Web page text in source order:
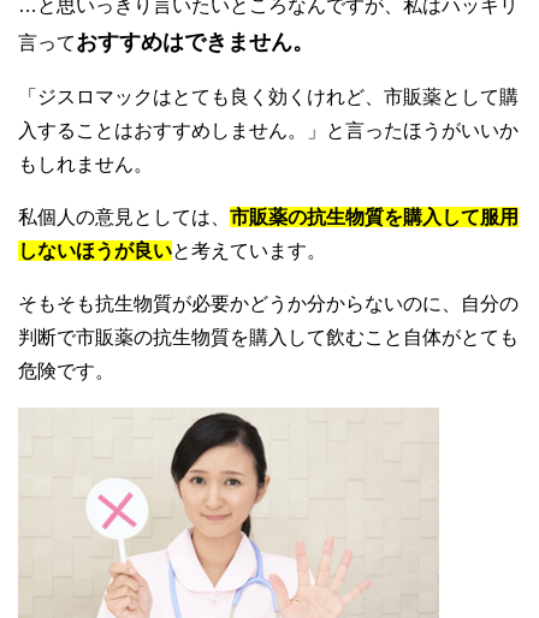
…と思いっきり言いたいところなんですが、私はハッキリ
言っておすすめはできません。
「ジスロマックはとても良く効くけれど、市販薬として購
入することはおすすめしません。」と言ったほうがいいか
もしれません。
私個人の意見としては、 市販薬の抗生物質を購入して服用
しないほうが良いと考えています。
そもそも抗生物質が必要かどうか分からないのに、自分の
判断で市販薬の抗生物質を購入して飲むこと自体がとても
危険です。